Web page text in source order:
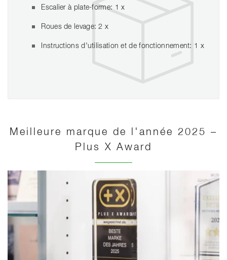
Escalier à plate-forme: 1 x
Roues de levage: 2 x
Instructions d'utilisation et de fonctionnement: 1 x
Meilleure marque de l'année 2025 –
Plus X Award